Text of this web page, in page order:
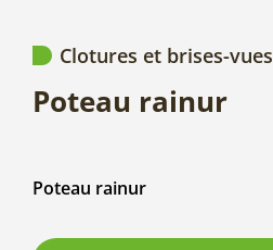
Clotures et brises-vues
Poteau rainur
Poteau rainur